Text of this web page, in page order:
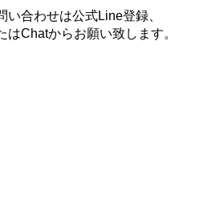
い合わせは公式Line登録、
はChatからお願い致します。